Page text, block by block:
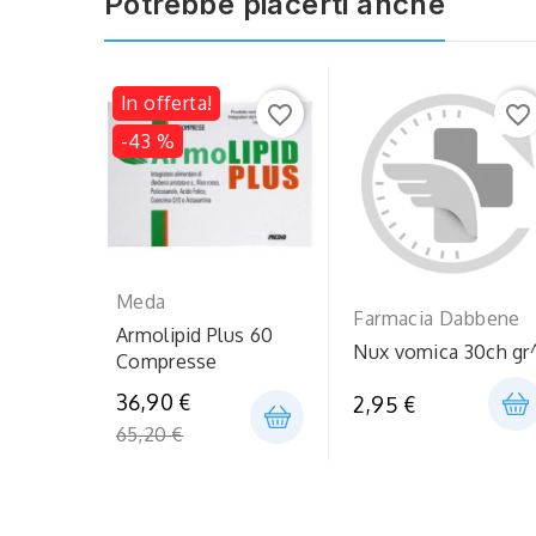
In offerta!
-43 %
favorite_border
Meda
Armolipid Plus 60
Compresse
36,90 €
regolare
65,20 €
favorite_border
Farmacia Dabbene
Nux vomica 30ch
2,95 €